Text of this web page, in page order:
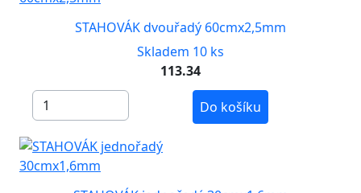
STAHOVÁK dvouřadý 60cmx2,5mm
Skladem 10 ks
113.34
Do košíku